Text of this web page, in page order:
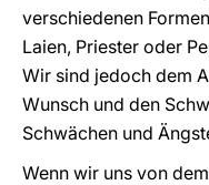
verschiedenen
Laien, Priester oder
Wir sind jedoch dem
Wunsch und den
Schwächen und
Wenn wir uns von